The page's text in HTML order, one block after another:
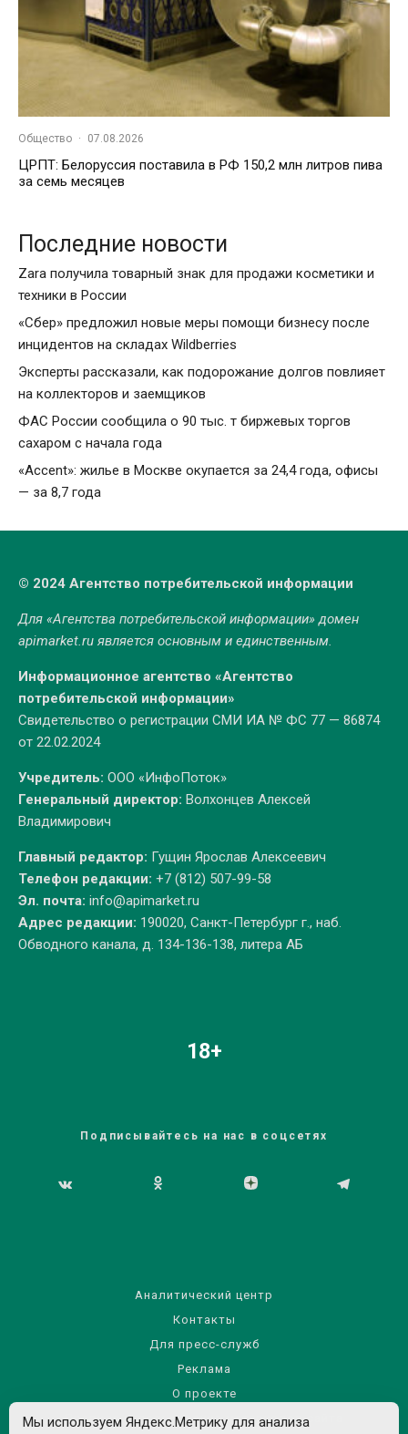
Общество · 07.08.2026
ЦРПТ: Белоруссия поставила в РФ 150,2 млн литров пива
за семь месяцев
Последние новости
Zara получила товарный знак для продажи косметики и
техники в России
«Сбер» предложил новые меры помощи бизнесу после
инцидентов на складах Wildberries
Эксперты рассказали, как подорожание долгов повлияет
на коллекторов и заемщиков
ФАС России сообщила о 90 тыс. т биржевых торгов
сахаром с начала года
«Accent»: жилье в Москве окупается за 24,4 года, офисы
— за 8,7 года
© 2024 Агентство потребительской информации
Для «Агентства потребительской информации» домен
apimarket.ruявляется основным и единственным.
Информационное агентство «Агентство
потребительской информации»
Свидетельство о регистрации СМИ ИА № ФС 77 — 86874
от 22.02.2024
Учредитель: ООО «ИнфоПоток»
Генеральный директор: Волхонцев Алексей
Владимирович
Главный редактор: Гущин Ярослав Алексеевич
Телефон редакции: +7 (812) 507-99-58
Эл. почта: info@apimarket.ru
Адрес редакции: 190020, Санкт-Петербург г., наб.
Обводного канала, д. 134-136-138, литера АБ
18+
Подписывайтесь на нас в соцсетях
Аналитический центр
Контакты
Для пресс-служб
Реклама
О проекте
Правила использования материалов сайта
Мы используем Яндекс.Метрику для анализа